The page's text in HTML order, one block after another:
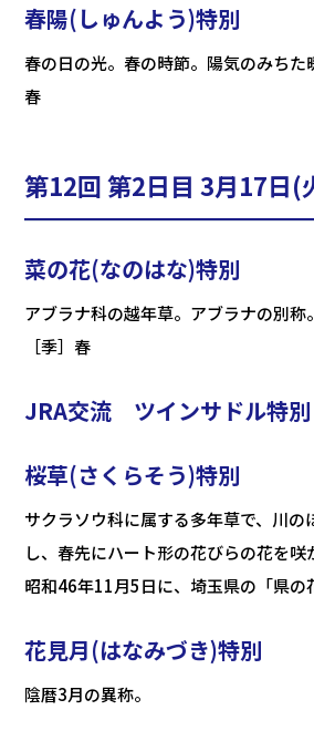
春陽(しゅんよう)特別
春の日の光。春の時節。陽気のみちた
春
第12回 第2日目 3月17日(
菜の花(なのはな)特別
アブラナ科の越年草。アブラナの別
［季］春
JRA交流 ツインサドル特別
桜草(さくらそう)特別
サクラソウ科に属する多年草で、川の
し、春先にハート形の花びらの花を咲
昭和46年11月5日に、埼玉県の「県の
花見月(はなみづき)特別
陰暦3月の異称。